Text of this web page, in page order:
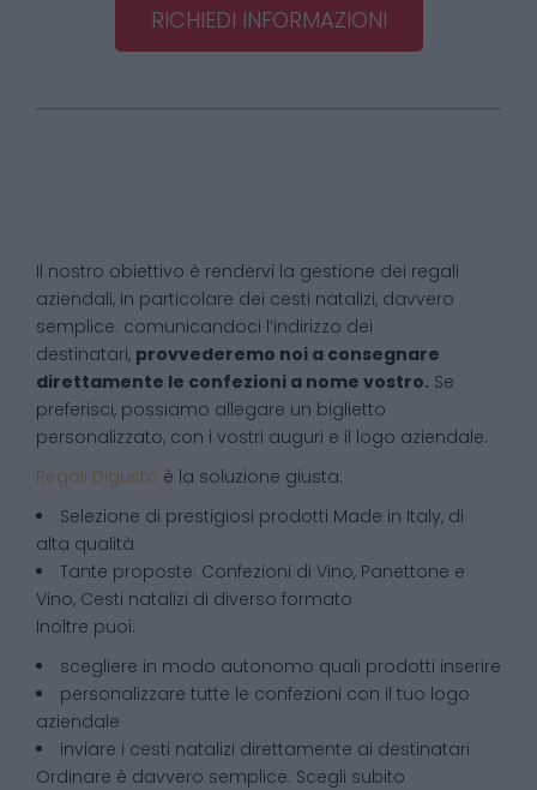
RICHIEDI INFORMAZIONI
Il nostro obiettivo è rendervi la gestione dei regali
aziendali, in particolare dei cesti natalizi, davvero
semplice: comunicandoci l’indirizzo dei
destinatari, provvederemo noi a consegnare
direttamente le confezioni a nome vostro. Se
preferisci, possiamo allegare un biglietto
personalizzato, con i vostri auguri e il logo aziendale.
Regali Digusto è la soluzione giusta:
Selezione di prestigiosi prodotti Made in Italy, di
alta qualità
Tante proposte: Confezioni di Vino, Panettone e
Vino, Cesti natalizi di diverso formato
Inoltre puoi:
scegliere in modo autonomo quali prodotti inserire
personalizzare tutte le confezioni con il tuo logo
aziendale
inviare i cesti natalizi direttamente ai destinatari
Ordinare è davvero semplice. Scegli subito